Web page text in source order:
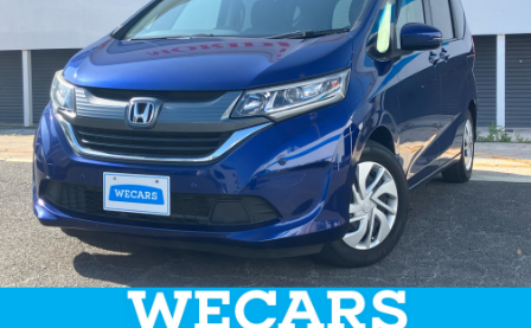
車検料金・メニュー
品質管理とサポート体制
お役立ち情報
お問い合わせ
企業情報 採用情報